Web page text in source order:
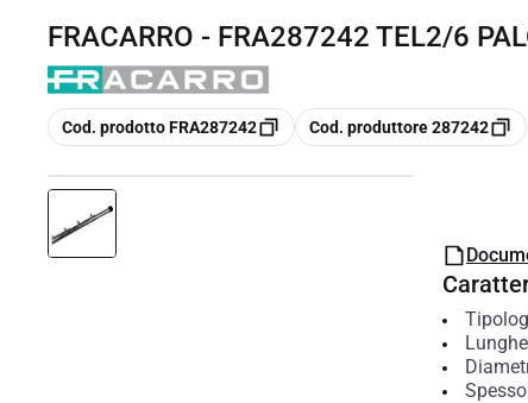
FRACARRO - FRA287242 TEL2/6
copia
Cod. prodotto FRA287242 copia
Cod. produttore 287242